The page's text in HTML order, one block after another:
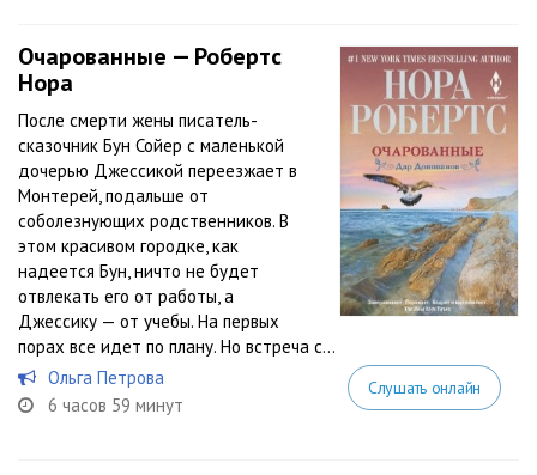
Очарованные — Робертс
Нора
После смерти жены писатель-
сказочник Бун Сойер с маленькой
дочерью Джессикой переезжает в
Монтерей, подальше от
соболезнующих родственников. В
этом красивом городке, как
надеется Бун, ничто не будет
отвлекать его от работы, а
Джессику — от учебы. На первых
порах все идет по плану. Но встреча с...
Ольга Петрова
6 часов 59 минут
Слушать онлайн